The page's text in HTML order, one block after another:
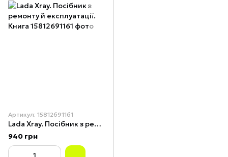
Артикул: 15812691161
Lada Xray. Посібник з ремонту й експлуатації. Книга
940 грн